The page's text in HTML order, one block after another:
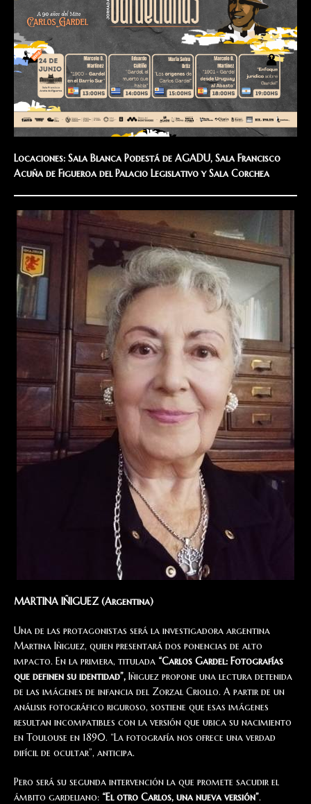
Locaciones: Sala Blanca Podestá de AGADU, Sala Francisco
Acuña de Figueroa del Palacio Legislativo y Sala Corchea
MARTINA IÑIGUEZ (Argentina)
Una de las protagonistas será la investigadora argentina
Martina Iñiguez, quien presentará dos ponencias de alto
impacto. En la primera, titulada “Carlos Gardel: Fotografías
que definen su identidad”, Iñiguez propone una lectura detenida
de las imágenes de infancia del Zorzal Criollo. A partir de un
análisis fotográfico riguroso, sostiene que esas imágenes
resultan incompatibles con la versión que ubica su nacimiento
en Toulouse en 1890. “La fotografía nos ofrece una verdad
difícil de ocultar”, anticipa.
Pero será su segunda intervención la que promete sacudir el
ámbito gardeliano: “El otro Carlos, una nueva versión”.